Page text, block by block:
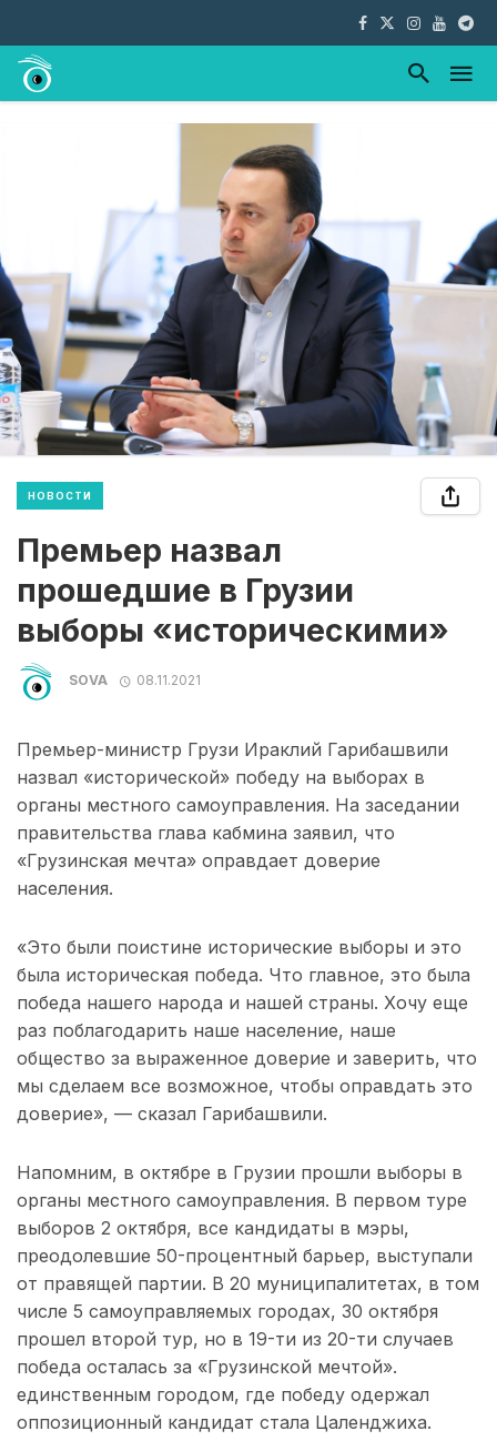
НОВОСТИ
Премьер назвал
прошедшие в Грузии
выборы «историческими»
SOVA 08.11.2021
Премьер-министр Грузи Ираклий Гарибашвили
назвал «исторической» победу на выборах в
органы местного самоуправления. На заседании
правительства глава кабмина заявил, что
«Грузинская мечта» оправдает доверие
населения.
«Это были поистине исторические выборы и это
была историческая победа. Что главное, это была
победа нашего народа и нашей страны. Хочу еще
раз поблагодарить наше население, наше
общество за выраженное доверие и заверить, что
мы сделаем все возможное, чтобы оправдать это
доверие», — сказал Гарибашвили.
Напомним, в октябре в Грузии прошли выборы в
органы местного самоуправления. В первом туре
выборов 2 октября, все кандидаты в мэры,
преодолевшие 50-процентный барьер, выступали
от правящей партии. В 20 муниципалитетах, в том
числе 5 самоуправляемых городах, 30 октября
прошел второй тур, но в 19-ти из 20-ти случаев
победа осталась за «Грузинской мечтой».
единственным городом, где победу одержал
оппозиционный кандидат стала Цаленджиха.